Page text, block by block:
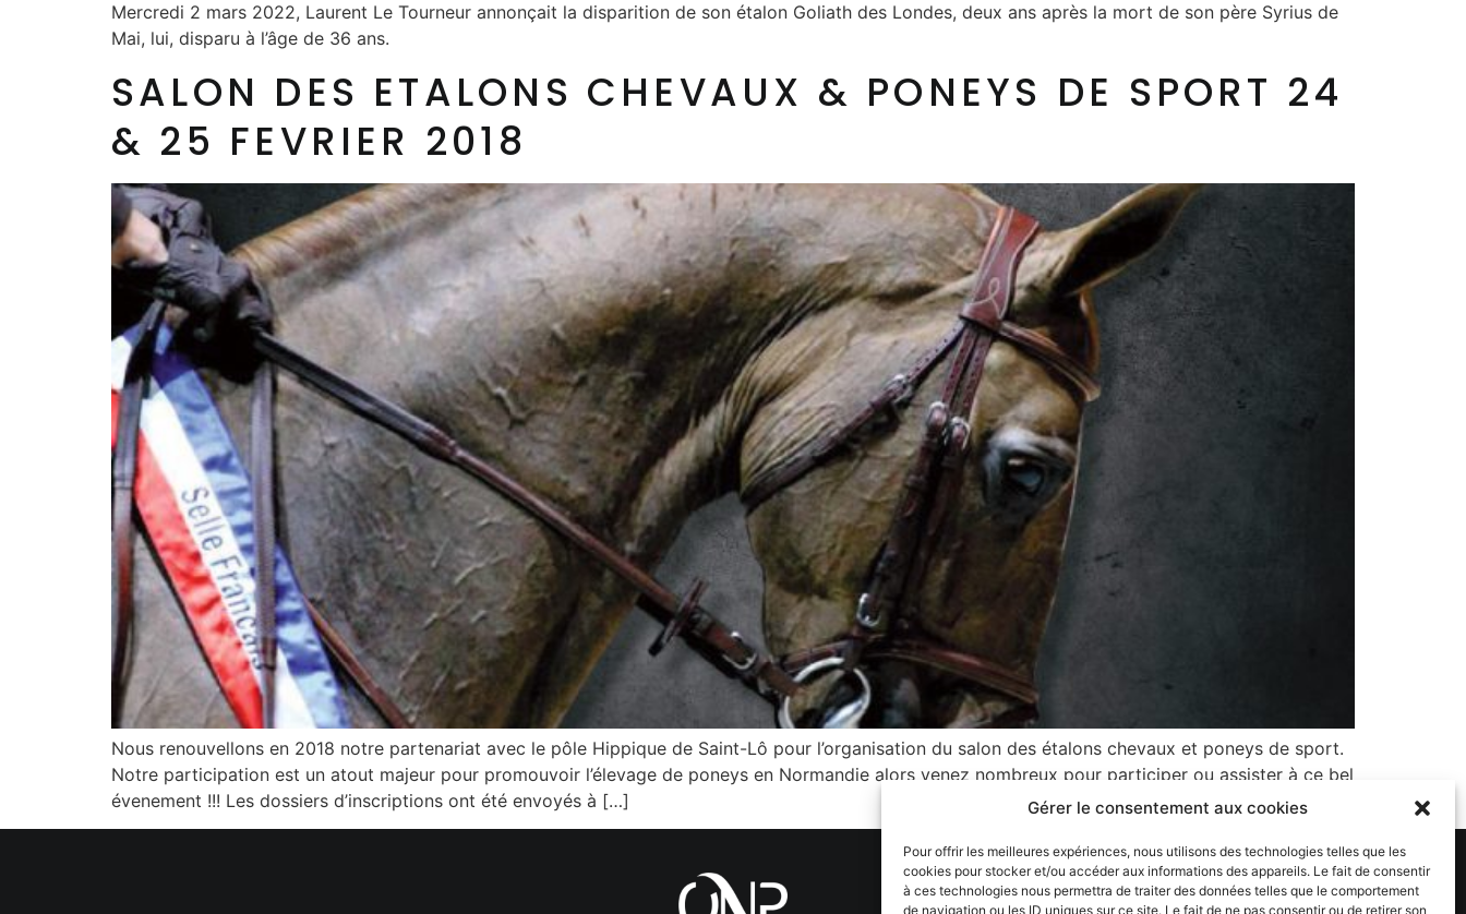
Gérer le consentement aux cookies
Pour offrir les meilleures expériences, nous utilisons des technologies telles que les
cookies pour stocker et/ou accéder aux informations des appareils. Le fait de consentir
à ces technologies nous permettra de traiter des données telles que le comportement
de navigation ou les ID uniques sur ce site. Le fait de ne pas consentir ou de retirer son
Mercredi 2 mars 2022, Laurent Le Tourneur annonçait la disparition de son étalon Goliath des Londes, deux ans après la mort de son père Syrius de
Mai, lui, disparu à l’âge de 36 ans.
SALON DES ETALONS CHEVAUX & PONEYS DE SPORT 24
& 25 FEVRIER 2018
Nous renouvellons en 2018 notre partenariat avec le pôle Hippique de Saint-Lô pour l’organisation du salon des étalons chevaux et poneys de sport.
Notre participation est un atout majeur pour promouvoir l’élevage de poneys en Normandie alors venez nombreux pour participer ou assister à ce bel
évenement !!! Les dossiers d’inscriptions ont été envoyés à […]